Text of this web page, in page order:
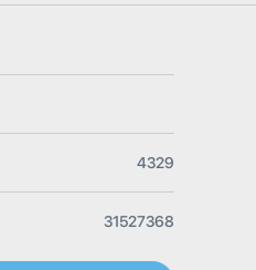
4329
31527368